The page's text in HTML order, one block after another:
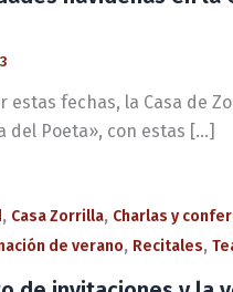
estas fechas, la Casa de
del Poeta», con estas […]
, Casa Zorrilla, Charlas y
de verano, Recitales,